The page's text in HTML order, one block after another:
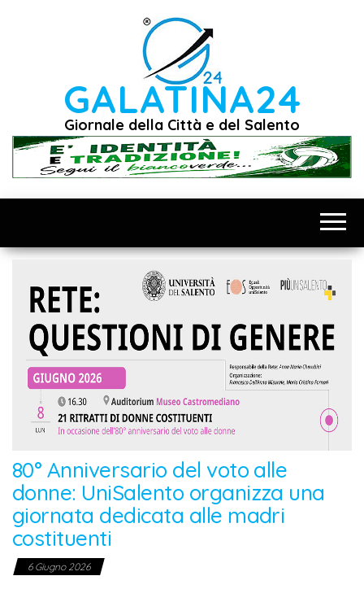
GALATINA24
Giornale della Città e del Salento
80° Anniversario del voto alle
donne: UniSalento organizza una
giornata dedicata alle madri
costituenti
6 Giugno 2026